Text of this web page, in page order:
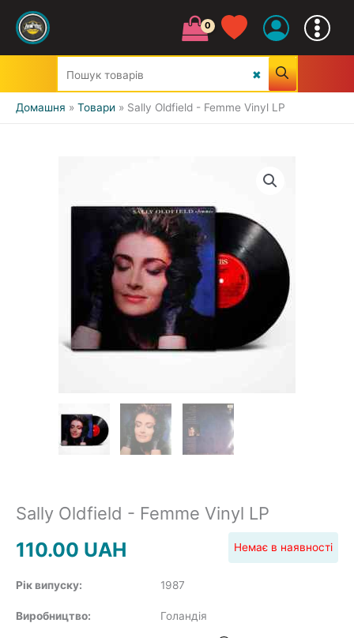
Домашня Товари Sally Oldfield - Femme Vinyl LP
Sally Oldfield - Femme Vinyl LP
110.00 UAH Немає в наявності
Рік випуску: 1987
Виробництво: Голандія
CLASSIC
JAZZ&BLUES
POP
SOUNDTRACK